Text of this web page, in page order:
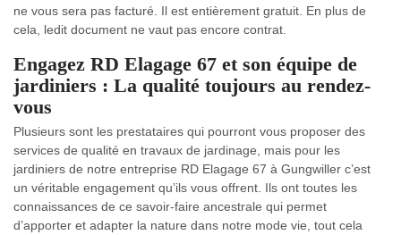
ne vous sera pas facturé. Il est entièrement gratuit. En plus de
cela, ledit document ne vaut pas encore contrat.
Engagez RD Elagage 67 et son équipe de
jardiniers : La qualité toujours au rendez-
vous
Plusieurs sont les prestataires qui pourront vous proposer des
services de qualité en travaux de jardinage, mais pour les
jardiniers de notre entreprise RD Elagage 67 à Gungwiller c’est
un véritable engagement qu’ils vous offrent. Ils ont toutes les
connaissances de ce savoir-faire ancestrale qui permet
d’apporter et adapter la nature dans notre mode vie, tout cela